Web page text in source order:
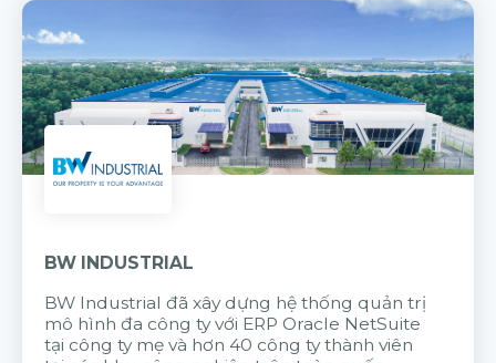
BW INDUSTRIAL
BW Industrial đã xây dựng hệ thống quản trị
mô hình đa công ty với ERP Oracle NetSuite
tại công ty mẹ và hơn 40 công ty thành viên